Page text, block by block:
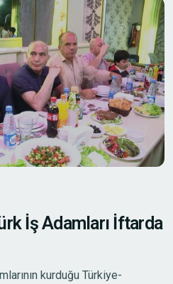
İş Adamları İftarda
kurduğu Türkiye-